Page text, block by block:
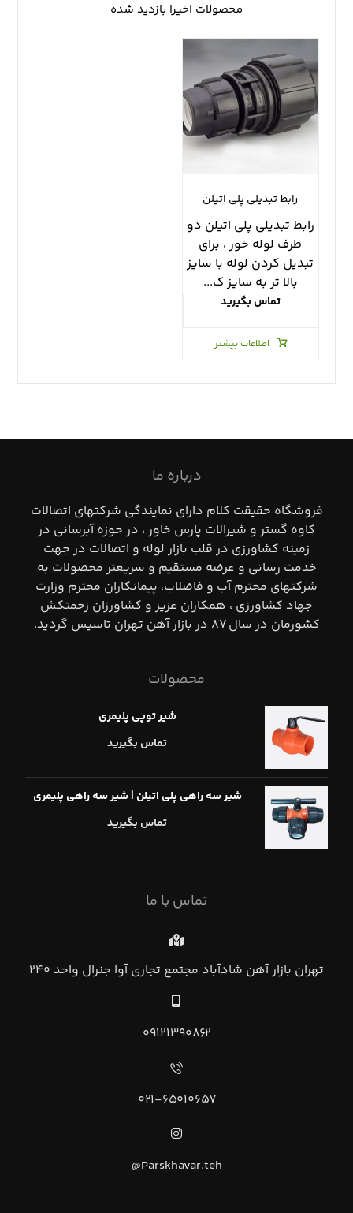
محصولات اخیرا بازدید شده
رابط تبديلي پلي اتيلن
رابط تبديلي پلي اتيلن دو
طرف لوله خور ، براي
تبديل كردن لوله با سايز
بالا تر به سايز ك...
تماس بگیرید
اطلاعات بیشتر
درباره ما
فروشگاه حقيقت كلام داراي نمايندگي شركتهاي اتصالات
كاوه گستر و شيرالات پارس خاور ، در حوزه آبرساني در
زمينه كشاورزي در قلب بازار لوله و اتصالات در جهت
خدمت رساني و عرضه مستقيم و سريعتر محصولات به
شركتهاي محترم آب و فاضلاب، پيمانكاران محترم وزارت
جهاد كشاورزي ، همكاران عزيز و كشاورزان زحمتكش
كشورمان در سال ٨٧ در بازار آهن تهران تاسيس گرديد.
محصولات
شیر توپی پلیمری
تماس بگیرید
شیر سه راهی پلی اتیلن | شیر سه راهی پلیمری
تماس بگیرید
تماس با ما
تهران بازار آهن شادآباد مجتمع تجاري آوا جنرال واحد ۲۴۰
۰۹۱۲۱۳۹۰۸۶۲
۰۲۱-۶۵۰۱۰۶۵۷
Parskhavar.teh@